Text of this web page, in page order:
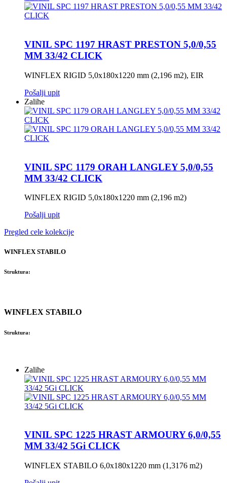
VINIL SPC 1197 HRAST PRESTON 5,0/0,55
MM 33/42 CLICK
WINFLEX RIGID 5,0x180x1220 mm (2,196 m2), EIR
Pošalji upit
Zalihe
VINIL SPC 1179 ORAH LANGLEY 5,0/0,55
MM 33/42 CLICK
WINFLEX RIGID 5,0x180x1220 mm (2,196 m2)
Pošalji upit
Pregled cele kolekcije
WINFLEX STABILO
Struktura:
WINFLEX STABILO
Struktura:
Zalihe
VINIL SPC 1225 HRAST ARMOURY 6,0/0,55
MM 33/42 5Gi CLICK
WINFLEX STABILO 6,0x180x1220 mm (1,3176 m2)